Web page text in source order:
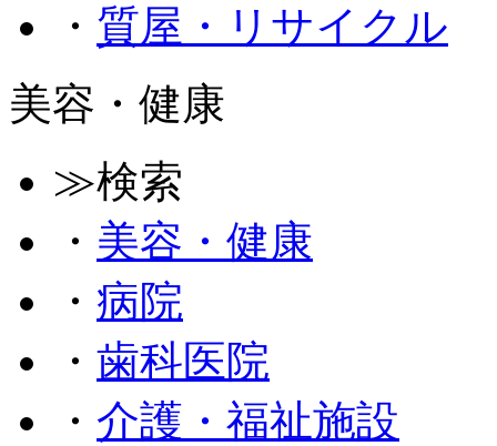
・ 質屋・リサイクル
美容・健康
≫検索
・ 美容・健康
・ 病院
・ 歯科医院
・ 介護・福祉施設